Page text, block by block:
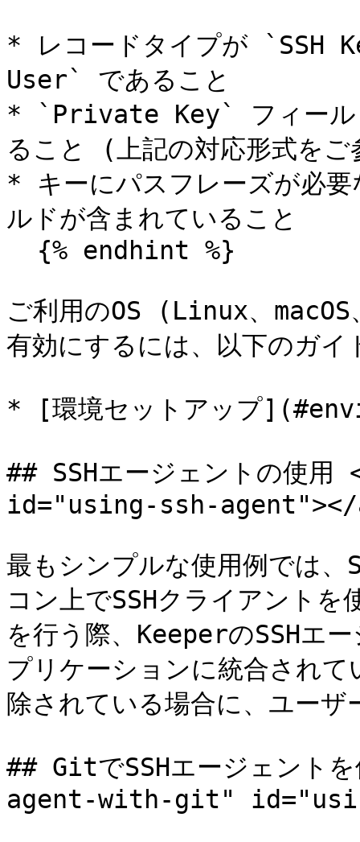
* レコードタイプが `SSH
User` であること
* `Private Key` フィールド
ること (上記の対応形式を
* キーにパスフレーズが必
ルドが含まれていること
ご利用のOS (Linux、
有効にするには、以下のガイ
* [環境セットアップ
## SSHエージェントの
id="using-ssh-agent"></
最もシンプルな使用例では
コン上でSSHクライアントを
を行う際、KeeperのSSHエ
プリケーションに統合され
除されている場合に、ユー
## GitでSSHエージェン
agent-with-git"